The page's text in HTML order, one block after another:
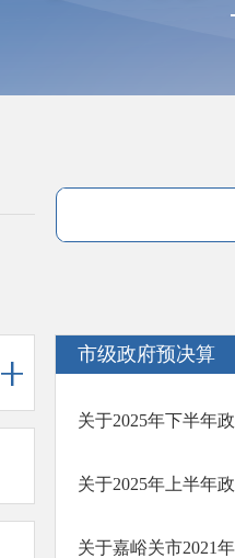
市级政府预决算
关于2025年下半年
关于2025年上半年
关于嘉峪关市2021